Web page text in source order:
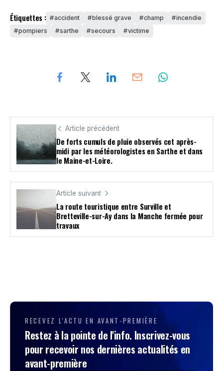
Étiquettes : accident blessé grave champ
incendie
pompiers
sarthe secours victime
Article précédent
De forts cumuls de pluie observés cet après-
midi par les météorologistes en Sarthe et dans
le Maine-et-Loire.
Article suivant
La route touristique entre Surville et
Bretteville-sur-Ay dans la Manche fermée pour
travaux
RECEVEZ L'ACTU EN AVANT-PREMIÈRE
Restez à la pointe de l'info. Inscrivez-vous
pour recevoir nos dernières actualités en
avant-première